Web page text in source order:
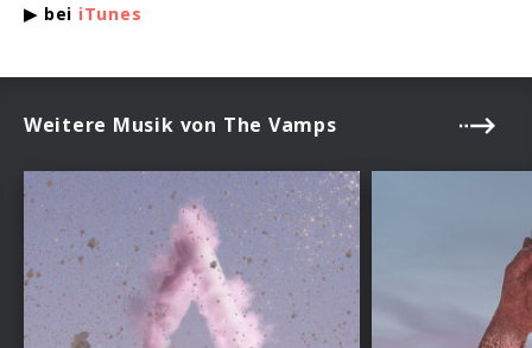
▶ bei iTunes
Weitere Musik von The Vamps